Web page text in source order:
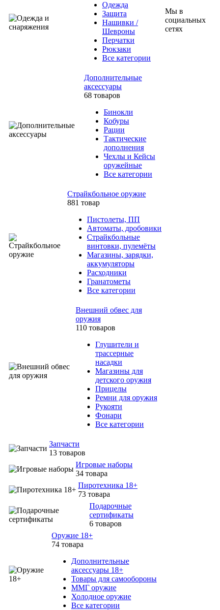
Одежда
Защита
Нашивки /
Шевроны
Перчатки
Рюкзаки
Все категории
Дополнительные
аксессуары
68 товаров
Бинокли
Кобуры
Рации
Тактические
дополнения
Чехлы и Кейсы
оружейные
Все категории
Страйкбольное оружие
881 товар
Пистолеты, ПП
Автоматы, дробовики
Страйкбольные
винтовки, пулемёты
Магазины, зарядки,
аккумуляторы
Расходники
Гранатометы
Все категории
Внешний обвес для
оружия
110 товаров
Глушители и
трассерные
насадки
Магазины для
детского оружия
Прицелы
Ремни для оружия
Рукояти
Фонари
Все категории
Запчасти
13 товаров
Игровые наборы
34 товара
Пиротехника 18+
73 товара
Подарочные
сертификаты
6 товаров
Оружие 18+
74 товара
Дополнительные
аксессуары 18+
Товары для самообороны
ММГ оружие
Холодное оружие
Все категории
Мы в
социальных
сетях